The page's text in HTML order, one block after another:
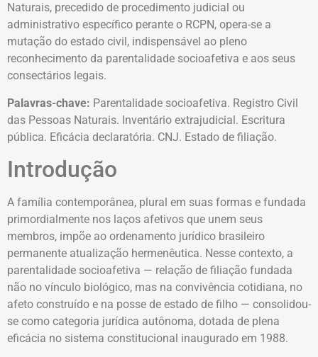
Naturais, precedido de procedimento judicial ou
administrativo específico perante o RCPN, opera-se a
mutação do estado civil, indispensável ao pleno
reconhecimento da parentalidade socioafetiva e aos seus
consectários legais.
Palavras-chave: Parentalidade socioafetiva. Registro Civil
das Pessoas Naturais. Inventário extrajudicial. Escritura
pública. Eficácia declaratória. CNJ. Estado de filiação.
Introdução
A família contemporânea, plural em suas formas e fundada
primordialmente nos laços afetivos que unem seus
membros, impõe ao ordenamento jurídico brasileiro
permanente atualização hermenêutica. Nesse contexto, a
parentalidade socioafetiva — relação de filiação fundada
não no vínculo biológico, mas na convivência cotidiana, no
afeto construído e na posse de estado de filho — consolidou-
se como categoria jurídica autônoma, dotada de plena
eficácia no sistema constitucional inaugurado em 1988.